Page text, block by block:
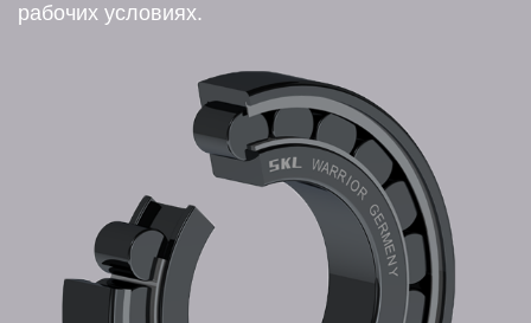
рабочих условиях.